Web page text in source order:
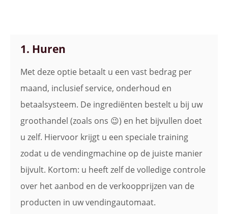
1. Huren
Met deze optie betaalt u een vast bedrag per
maand, inclusief service, onderhoud en
betaalsysteem. De ingrediënten bestelt u bij uw
groothandel (zoals ons 😉) en het bijvullen doet
u zelf. Hiervoor krijgt u een speciale training
zodat u de vendingmachine op de juiste manier
bijvult. Kortom: u heeft zelf de volledige controle
over het aanbod en de verkoopprijzen van de
producten in uw vendingautomaat.